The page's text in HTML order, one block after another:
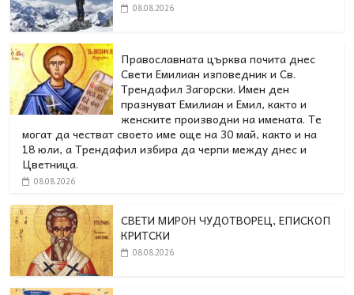
08.08.2026
Православната църква почита днес
Свети Емилиан изповедник и Св.
Трендафил Загорски. Имен ден
празнуват Емилиан и Емил, както и
женските производни на имената. Те
могат да честват своето име още на 30 май, както и на
18 юли, а Трендафил избира да черпи между днес и
Цветница.
08.08.2026
СВЕТИ МИРОН ЧУДОТВОРЕЦ, ЕПИСКОП
КРИТСКИ
08.08.2026